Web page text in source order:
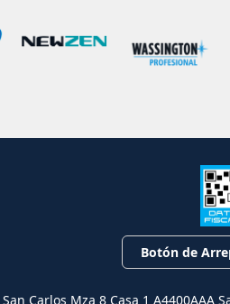
Botón de
Carlos Mza 8 Casa 1 A4400AAA